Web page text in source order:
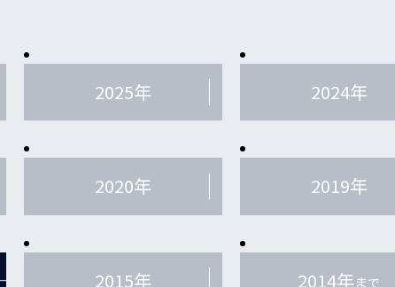
2025年 2024年
2020年 2019年
2015年 2014年まで